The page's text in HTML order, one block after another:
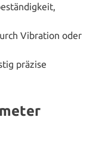
Vibration oder
präzise